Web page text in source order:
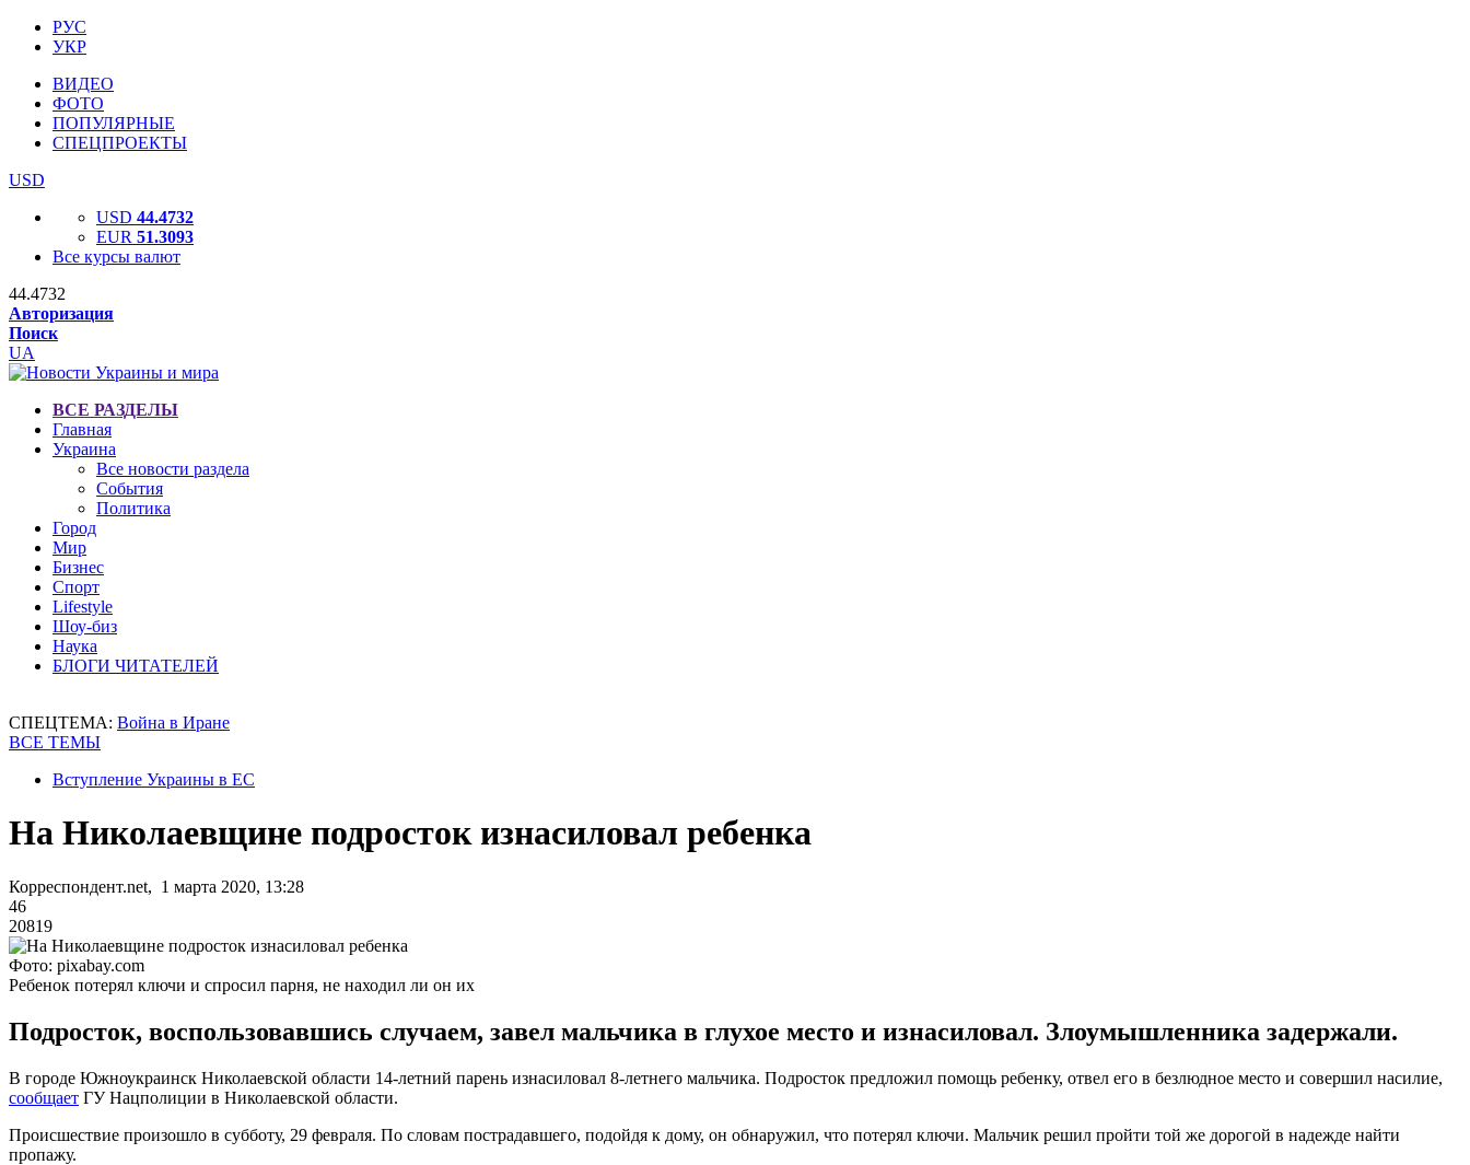
РУС
УКР
ВИДЕО
ФОТО
ПОПУЛЯРНЫЕ
СПЕЦПРОЕКТЫ
USD
USD 44.4732
EUR 51.3093
Все курсы валют
44.4732
Авторизация
Поиск
UA
ВСЕ РАЗДЕЛЫ
Главная
Украина
Все новости раздела
События
Политика
Город
Мир
Бизнес
Спорт
Lifestyle
Шоу-биз
Наука
БЛОГИ ЧИТАТЕЛЕЙ
СПЕЦТЕМА: Война в Иране
ВСЕ ТЕМЫ
Вступление Украины в ЕС
На Николаевщине подросток изнасиловал ребенка
Корреспондент.net, 1 марта 2020, 13:28
46
20819
Фото: pixabay.com
Ребенок потерял ключи и спросил парня, не находил ли он их
Подросток, воспользовавшись случаем, завел мальчика в глухое место и изнасиловал. Злоумышленника задержали.
В городе Южноукраинск Николаевской области 14-летний парень изнасиловал 8-летнего мальчика. Подросток предложил помощь ребенку, отвел его в безлюдное место и совершил насилие,
сообщает ГУ Нацполиции в Николаевской области.
Происшествие произошло в субботу, 29 февраля. По словам пострадавшего, подойдя к дому, он обнаружил, что потерял ключи. Мальчик решил пройти той же дорогой в надежде найти
пропажу.